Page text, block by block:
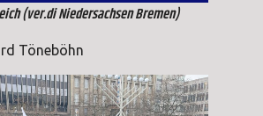
(ver.di Niedersachsen Bremen)
Töneböhn